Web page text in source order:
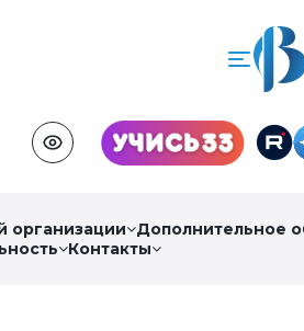
организации Дополнительное
Контакты